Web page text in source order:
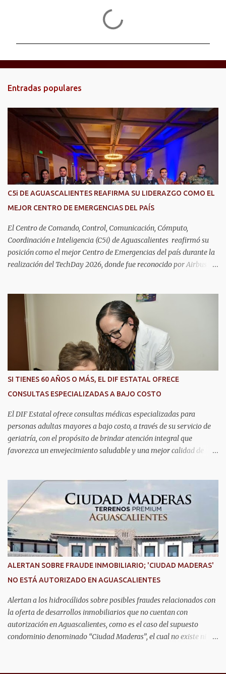
n
t
s
Entradas populares
C5i DE AGUASCALIENTES REAFIRMA SU LIDERAZGO COMO EL
MEJOR CENTRO DE EMERGENCIAS DEL PAÍS
El Centro de Comando, Control, Comunicación, Cómputo,
Coordinación e Inteligencia (C5i) de Aguascalientes reafirmó su
posición como el mejor Centro de Emergencias del país durante la
realización del TechDay 2026, donde fue reconocido por Airbus
seguridad pública y la atención de emergencias. Este encuentro
reunió a autoridades, especialistas nacionales e internacionales y
representantes de instituciones de seguridad para intercambiar
conocimientos y conocer las tendencias más avanzadas en la
materia. La titular del C5i, Michelle Olmos Álvarez, señaló que este
reconocimiento es resultado de la capacidad operativa, la
infraestructura tecnológica de vanguardia y los modelos
innovadores de coordinación institucional que distinguen al C5i de
Aguascalientes, posicionándose como un referente nacional en
materia de atención de emergencias. "Bajo el liderazgo de la
SI TIENES 60 AÑOS O MÁS, EL DIF ESTATAL OFRECE
CONSULTAS ESPECIALIZADAS A BAJO COSTO
El DIF Estatal ofrece consultas médicas especializadas para
personas adultas mayores a bajo costo, a través de su servicio de
geriatría, con el propósito de brindar atención integral que
favorezca un envejecimiento saludable y una mejor calidad de
fundamentalmente en la prevención, el diagnóstico y tratamiento
de las enfermedades más comunes en las personas mayores de 60
años, como diabetes, hipertensión, deterioro cognitivo y
alzhéimer, entre otros padecimientos. "Nuestros adultos mayores
son el corazón de muchas familias y merecen todo nuestro respeto,
cuidado y reconocimiento; por eso, en el DIF Estatal impulsamos
servicios que les ayuden a cuidar su salud y a vivir esta etapa con
la atención y el acompañamiento que necesitan", señaló la
presidenta del DIF Estatal. Para acceder al servicio, las y los
interesados deben acudir a la Dirección de Servi...
ALERTAN SOBRE FRAUDE INMOBILIARIO; 'CIUDAD MADERAS'
NO ESTÁ AUTORIZADO EN AGUASCALIENTES
Alertan a los hidrocálidos sobre posibles fraudes relacionados con
la oferta de desarrollos inmobiliarios que no cuentan con
autorización en Aguascalientes, como es el caso del supuesto
condominio denominado “Ciudad Maderas”, el cual no existe ni